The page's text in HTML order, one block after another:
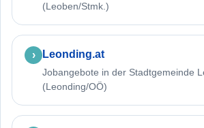
(Leoben/Stmk.)
Leonding.at
Jobangebote in der Stadtgemeinde
(Leonding/OÖ)